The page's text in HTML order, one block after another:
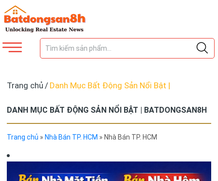
Trang chủ / Danh Mục Bất Động Sản Nổi Bật |
DANH MỤC BẤT ĐỘNG SẢN NỔI BẬT | BATDONGSAN8H
Trang chủ » Nhà Bán TP. HCM » Nhà Bán TP. HCM